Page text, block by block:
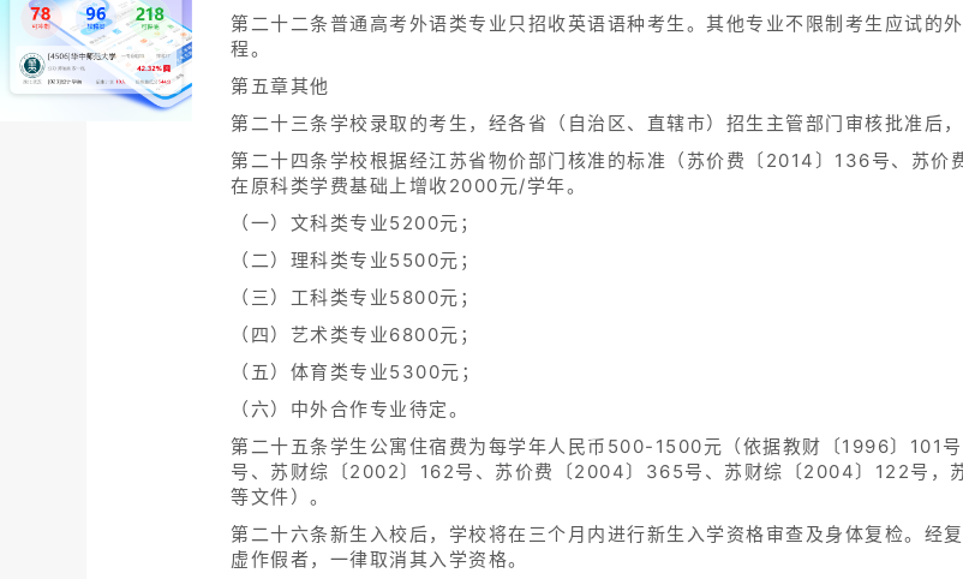
第二十二条普通高考外语类专业只招收英语语种考生。其他专业不限制考生应试的
程。
第五章其他
第二十三条学校录取的考生，经各省（自治区、直辖市）招生主管部门审核批准后
第二十四条学校根据经江苏省物价部门核准的标准（苏价费〔2014〕136号、苏
在原科类学费基础上增收2000元/学年。
（一）文科类专业5200元；
（二）理科类专业5500元；
（三）工科类专业5800元；
（四）艺术类专业6800元；
（五）体育类专业5300元；
（六）中外合作专业待定。
第二十五条学生公寓住宿费为每学年人民币500-1500元（依据教财〔1996〕
号、苏财综〔2002〕162号、苏价费〔2004〕365号、苏财综〔2004〕122号，
等文件）。
第二十六条新生入校后，学校将在三个月内进行新生入学资格审查及身体复检。经
虚作假者，一律取消其入学资格。